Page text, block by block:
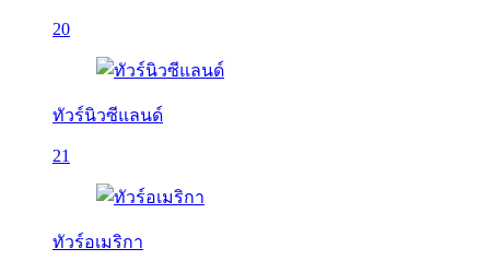
20
ทัวร์นิวซีแลนด์
21
ทัวร์อเมริกา